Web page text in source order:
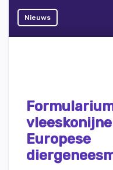
Nieuws
Europese